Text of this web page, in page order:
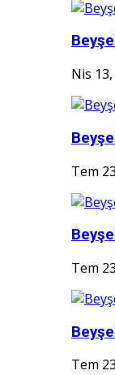
Nis
Tem
Tem
Tem